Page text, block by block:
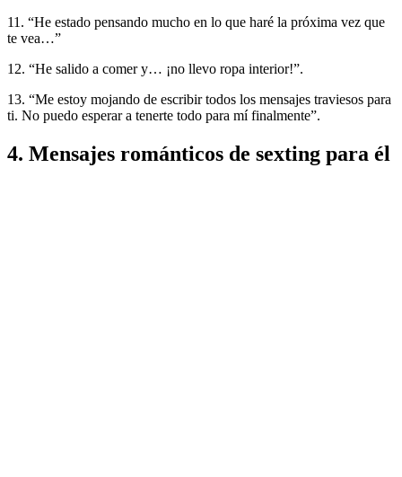
11. “He estado pensando mucho en lo que haré la próxima vez que
te vea…”
12. “He salido a comer y… ¡no llevo ropa interior!”.
13. “Me estoy mojando de escribir todos los mensajes traviesos para
ti. No puedo esperar a tenerte todo para mí finalmente”.
4. Mensajes románticos de sexting para él